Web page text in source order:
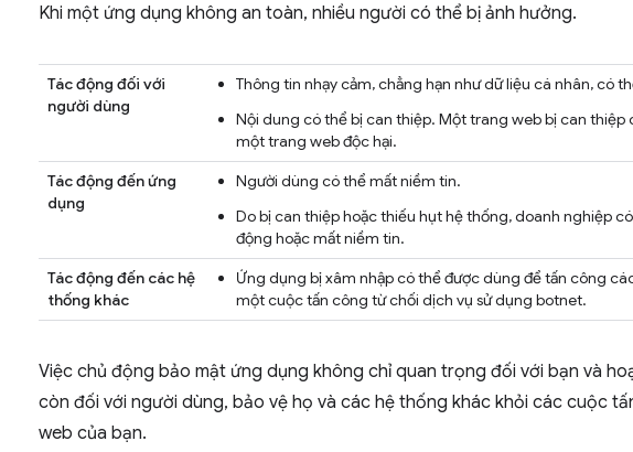
Khi một ứng dụng không an toàn, nhiều người có thể bị ảnh hưởng.
Tác động đối với
người dùng
Thông tin nhạy cảm, chẳng hạn như dữ liệu cá nhân, có
Nội dung có thể bị can thiệp. Một trang web bị can
một trang web độc hại.
Tác động đến ứng
dụng
Người dùng có thể mất niềm tin.
Do bị can thiệp hoặc thiếu hụt hệ thống, doanh nghiệp
động hoặc mất niềm tin.
Tác động đến các hệ
thống khác
Ứng dụng bị xâm nhập có thể được dùng để tấn công
một cuộc tấn công từ chối dịch vụ sử dụng botnet.
Việc chủ động bảo mật ứng dụng không chỉ quan trọng đối với bạn và
còn đối với người dùng, bảo vệ họ và các hệ thống khác khỏi các cuộc
web của bạn.